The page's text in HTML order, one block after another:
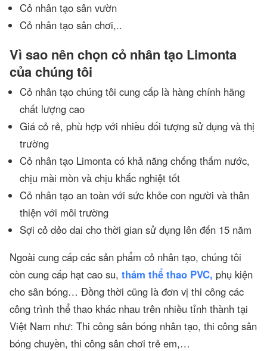
Cỏ nhân tạo sân vườn
Cỏ nhân tạo sân chơi,..
Vì sao nên chọn cỏ nhân tạo Limonta
của chúng tôi
Cỏ nhân tạo chúng tôi cung cấp là hàng chính hãng
chất lượng cao
Giá cỏ rẻ, phù hợp với nhiều đối tượng sử dụng và thị
trường
Cỏ nhân tạo Limonta có khả năng chống thấm nước,
chịu mài mòn và chịu khắc nghiệt tốt
Cỏ nhân tạo an toàn với sức khỏe con người và thân
thiện với môi trường
Sợi cỏ dẻo dai cho thời gian sử dụng lên đến 15 năm
Ngoài cung cấp các sản phẩm cỏ nhân tạo, chúng tôi
còn cung cấp hạt cao su, thảm thể thao PVC, phụ kiện
cho sân bóng… Đồng thời cũng là đơn vị thi công các
công trình thể thao khác nhau trên nhiều tỉnh thành tại
Việt Nam như: Thi công sân bóng nhân tạo, thi công sân
bóng chuyền, thi công sân chơi trẻ em,…